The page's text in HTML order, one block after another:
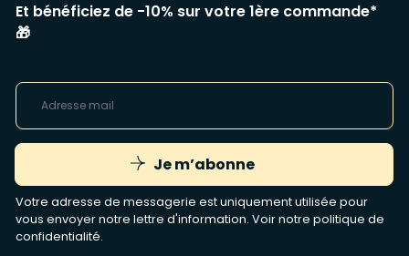
Et bénéficiez de -10% sur votre 1ère commande*
🎁
Je m’abonne
Votre adresse de messagerie est uniquement utilisée pour
vous envoyer notre lettre d'information. Voir notre politique de
confidentialité.